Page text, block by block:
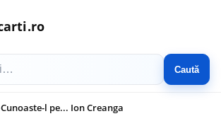
Caută
Cunoaste-l pe... Ion Creanga